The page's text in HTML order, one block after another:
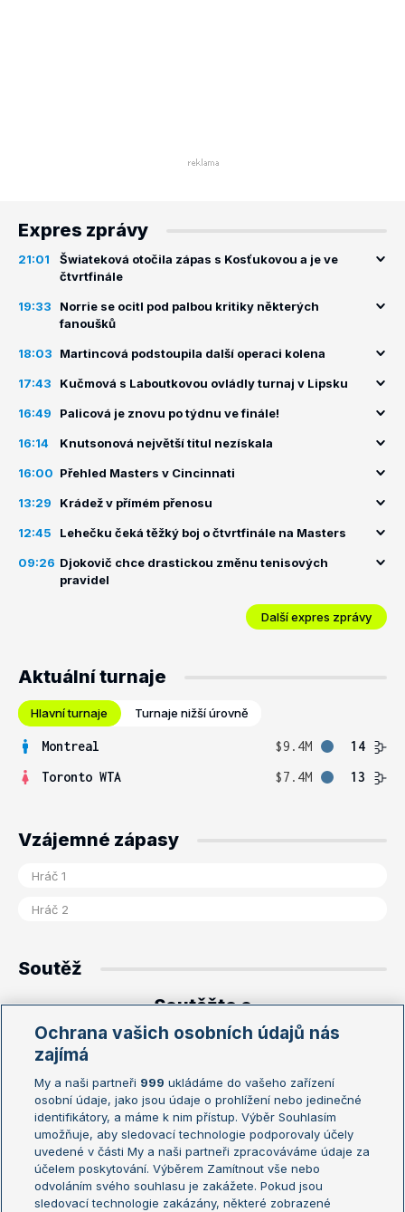
Expres zprávy
21:01
Šwiateková otočila zápas s Kosťukovou a je ve
čtvrtfinále
19:33
Norrie se ocitl pod palbou kritiky některých
fanoušků
18:03 Martincová podstoupila další operaci kolena
17:43 Kučmová s Laboutkovou ovládly turnaj v Lipsku
16:49 Palicová je znovu po týdnu ve finále!
16:14 Knutsonová největší titul nezískala
16:00 Přehled Masters v Cincinnati
13:29 Krádež v přímém přenosu
12:45 Lehečku čeká těžký boj o čtvrtfinále na Masters
09:26 Djokovič chce drastickou změnu tenisových
pravidel
Další expres zprávy
Aktuální turnaje
Hlavní turnaje Turnaje nižší úrovně
Montreal $9.4M
14
Toronto WTA
$7.4M 13
Vzájemné zápasy
Soutěž
Soutěžte o
10.000 korun!
Zajímavé zápasy
Zápas
Ochrana vašich osobních údajů nás
zajímá
My a naši partneři 999 ukládáme do vašeho zařízení
osobní údaje, jako jsou údaje o prohlížení nebo jedinečné
identifikátory, a máme k nim přístup. Výběr Souhlasím
umožňuje, aby sledovací technologie podporovaly účely
uvedené v části My a naši partneři zpracováváme údaje za
účelem poskytování. Výběrem Zamítnout vše nebo
odvoláním svého souhlasu je zakážete. Pokud jsou
sledovací technologie zakázány, některé zobrazené